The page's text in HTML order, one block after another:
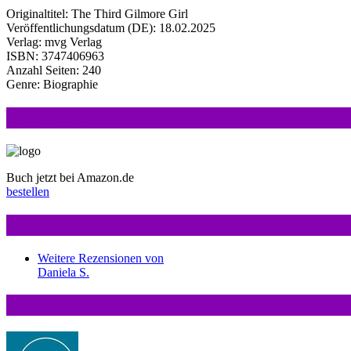
Originaltitel: The Third Gilmore Girl
Veröffentlichungsdatum (DE): 18.02.2025
Verlag: mvg Verlag
ISBN: 3747406963
Anzahl Seiten: 240
Genre: Biographie
Buch jetzt bei Amazon.de
bestellen
Weitere Rezensionen von
Daniela S.